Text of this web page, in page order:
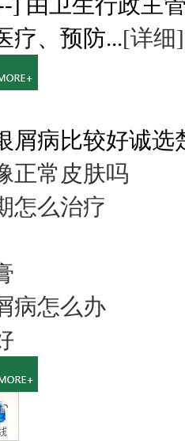
疗、预防...[详细]
屑病比较好诚选
正常皮肤吗
怎么治疗
病怎么办